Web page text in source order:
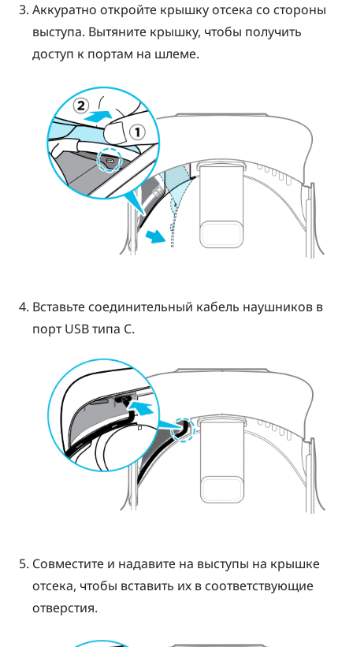
Аккуратно откройте крышку отсека со стороны
выступа. Вытяните крышку, чтобы получить
доступ к портам на шлеме.
Вставьте соединительный кабель наушников в
портUSB типа C.
Совместите и надавите на выступы на крышке
отсека, чтобы вставить их в соответствующие
отверстия.